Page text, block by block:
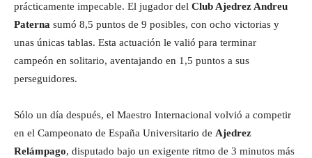
prácticamente impecable. El jugador del Club Ajedrez Andreu
Paterna sumó 8,5 puntos de 9 posibles, con ocho victorias y
unas únicas tablas. Esta actuación le valió para terminar
campeón en solitario, aventajando en 1,5 puntos a sus
perseguidores.
Sólo un día después, el Maestro Internacional volvió a competir
en el Campeonato de España Universitario de Ajedrez
Relámpago, disputado bajo un exigente ritmo de 3 minutos más